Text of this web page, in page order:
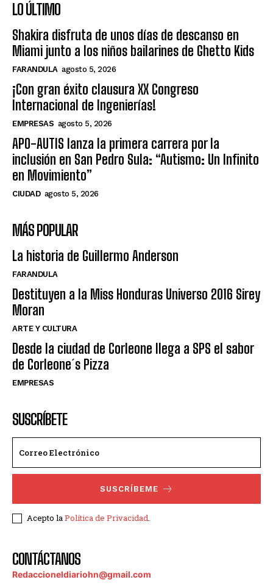
LO ÚLTIMO
Shakira disfruta de unos días de descanso en
Miami junto a los niños bailarines de Ghetto Kids
FARANDULA agosto 5, 2026
¡Con gran éxito clausura XX Congreso
Internacional de Ingenierías!
EMPRESAS agosto 5, 2026
APO-AUTIS lanza la primera carrera por la
inclusión en San Pedro Sula: “Autismo: Un Infinito
en Movimiento”
CIUDAD agosto 5, 2026
MÁS POPULAR
La historia de Guillermo Anderson
FARANDULA
Destituyen a la Miss Honduras Universo 2016 Sirey
Moran
ARTE Y CULTURA
Desde la ciudad de Corleone llega a SPS el sabor
de Corleone´s Pizza
EMPRESAS
SUSCRÍBETE
SUSCRÍBEME
Acepto laPolítica de Privacidad.
CONTÁCTANOS
Redaccioneldiariohn@gmail.com